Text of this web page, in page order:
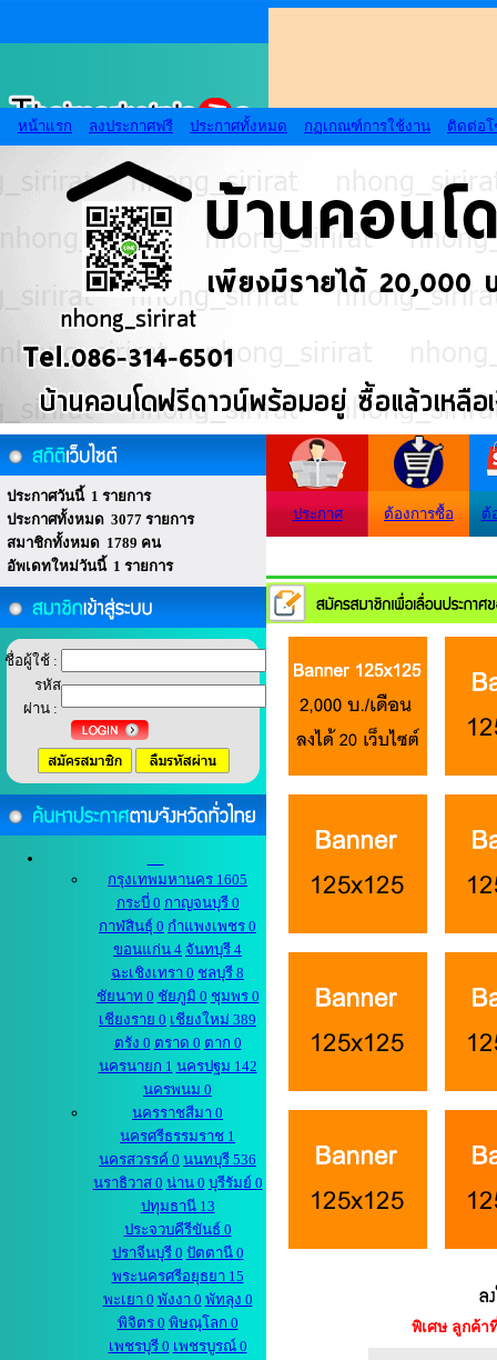
หน้าแรก ลงประกาศฟรี ประกาศทั้งหมด กฏเกณฑ์การใช้งาน ติดต่อ
ประกาศวันนี้ 1 รายการ
ประกาศทั้งหมด 3077 รายการ
สมาชิกทั้งหมด 1789 คน
อัพเดทใหม่วันนี้ 1 รายการ
ชื่อผู้ใช้ :
รหัส
ผ่าน :
กรุงเทพมหานคร 1605
กระบี่ 0 กาญจนบุรี 0
กาฬสินธุ์ 0 กำแพงเพชร 0
ขอนแก่น 4 จันทบุรี 4
ฉะเชิงเทรา 0 ชลบุรี 8
ชัยนาท 0 ชัยภูมิ 0 ชุมพร 0
เชียงราย 0 เชียงใหม่ 389
ตรัง 0 ตราด 0 ตาก 0
นครนายก 1 นครปฐม 142
นครพนม 0
นครราชสีมา 0
นครศรีธรรมราช 1
นครสวรรค์ 0 นนทบุรี 536
นราธิวาส 0 น่าน 0 บุรีรัมย์ 0
ปทุมธานี 13
ประจวบคีรีขันธ์ 0
ปราจีนบุรี 0 ปัตตานี 0
พระนครศรีอยุธยา 15
พะเยา 0 พังงา 0 พัทลุง 0
พิจิตร 0 พิษณุโลก 0
เพชรบุรี 0 เพชรบูรณ์ 0
ประกาศ ต้องการซื้อ ต้
พิเศษ ลูกค้า